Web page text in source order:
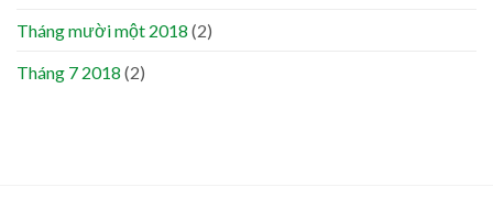
Tháng mười một 2018 (2)
Tháng 7 2018 (2)